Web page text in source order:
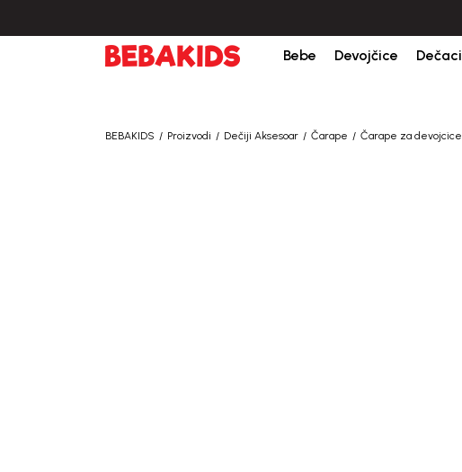
Bebe Devojčice Dečaci
BEBAKIDS Proizvodi Dečiji Aksesoar Čarape Čarape za devojcice